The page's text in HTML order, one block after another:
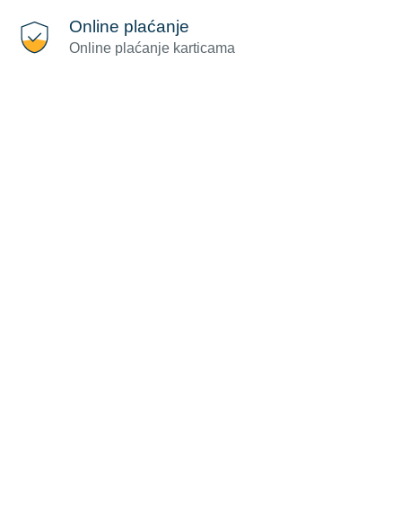
Online plaćanje
Online plaćanje karticama